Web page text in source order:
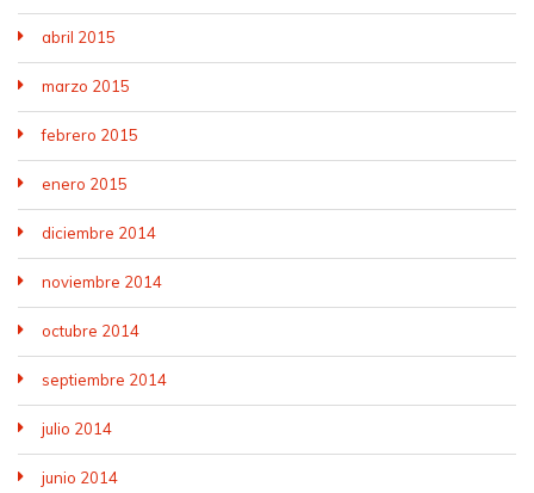
abril 2015
marzo 2015
febrero 2015
enero 2015
diciembre 2014
noviembre 2014
octubre 2014
septiembre 2014
julio 2014
junio 2014